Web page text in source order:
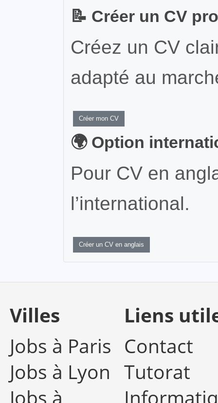
📝 Créer un CV
Créez un CV
adapté au
Créer mon CV
🌍 Option
Pour CV en
l’international.
Créer un CV en anglais
Villes
Jobs à Paris
Jobs à Lyon
Jobs à
Liens
Contact
Tutorat